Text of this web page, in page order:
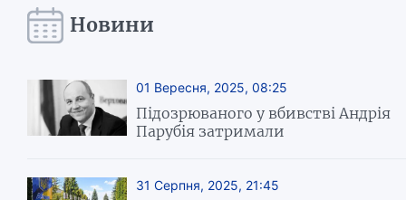
Новини
01 Вересня, 2025, 08:25
Підозрюваного у вбивстві Андрія
Парубія затримали
31 Серпня, 2025, 21:45